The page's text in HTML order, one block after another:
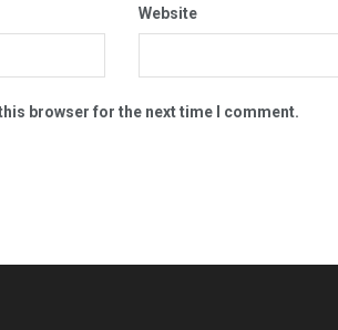
Website
browser for the next time I comment.